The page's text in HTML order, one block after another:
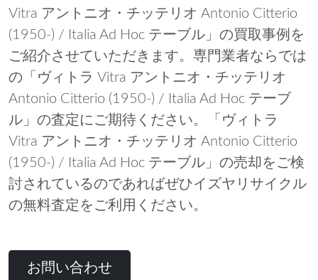
Vitra アントニオ・チッテリオ Antonio Citterio
(1950-) / Italia Ad Hoc テーブル」の買取事例を
ご紹介させていただきます。専門業者ならでは
の「ヴィトラ Vitra アントニオ・チッテリオ
Antonio Citterio (1950-) / Italia Ad Hoc テーブ
ル」の査定にご期待ください。「ヴィトラ
Vitra アントニオ・チッテリオ Antonio Citterio
(1950-) / Italia Ad Hoc テーブル」の売却をご検
討されているのであればぜひイズヤリサイクル
の無料査定をご利用ください。
お問い合わせ